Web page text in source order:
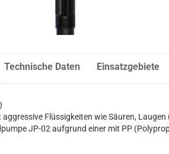
Technische Daten Einsatzgebiete
Flüssigkeiten wie Säuren, Laugen
JP-02 aufgrund einer mit PP